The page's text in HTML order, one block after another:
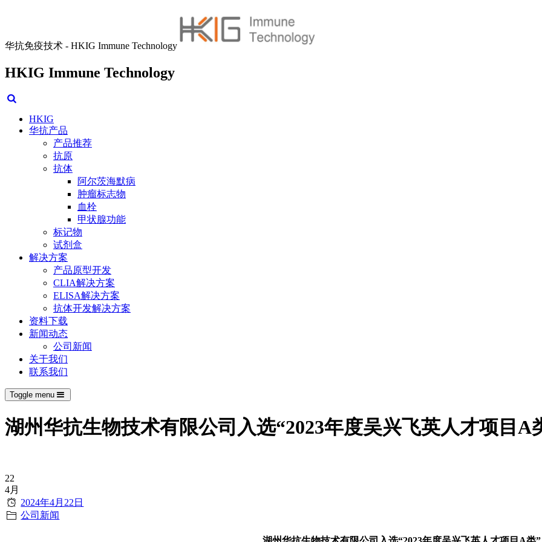
华抗免疫技术 - HKIG Immune Technology
HKIG Immune Technology
HKIG
华抗产品
产品推荐
抗原
抗体
阿尔茨海默病
肿瘤标志物
血栓
甲状腺功能
标记物
试剂盒
解决方案
产品原型开发
CLIA解决方案
ELISA解决方案
抗体开发解决方案
资料下载
新闻动态
公司新闻
关于我们
联系我们
Toggle menu
湖州华抗生物技术有限公司入选“2023年度吴兴飞英人才项目A
22
4月
Date2024年4月22日
Categories
公司新闻